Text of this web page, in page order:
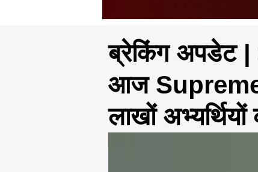
ब्रेकिंग अपडेट |
आज Supreme
लाखों